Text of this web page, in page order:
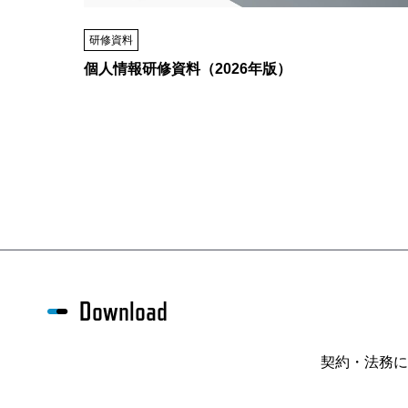
研修資料
個人情報研修資料（2026年版）
Download
契約・法務